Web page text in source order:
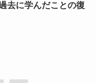
去に学んだことの復